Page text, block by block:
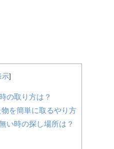
示]
の取り方は？
を簡単に取るやり方
い時の探し場所は？